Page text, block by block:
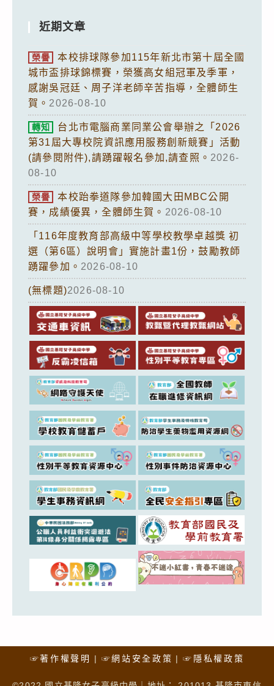
近期文章
榮譽
本校排球隊參加115年新北市第十屆全國
城市盃排球錦標賽，榮獲高女組冠軍及季軍，
感謝吳冠廷、周子洋老師辛苦指導，全體師生
賀。 2026-08-10
轉知
台北市電腦商業同業公會舉辦之「2026
第31屆大專校院資訊應用服務創新競賽」活動
(請參閱附件),請踴躍報名參加,請查照。 2026-
08-10
榮譽
本校跆拳道隊參加韓國大田MBC公開
賽，成績優異，全體師生賀。 2026-08-10
「116年度教育部高級中等學校教學卓越獎 初
選（第6區）說明會」實施計畫1份，鼓勵教師
踴躍參加。 2026-08-10
(無標題)2026-08-10
☞著作權聲明 ☞網站安全政策 ☞隱私權政策